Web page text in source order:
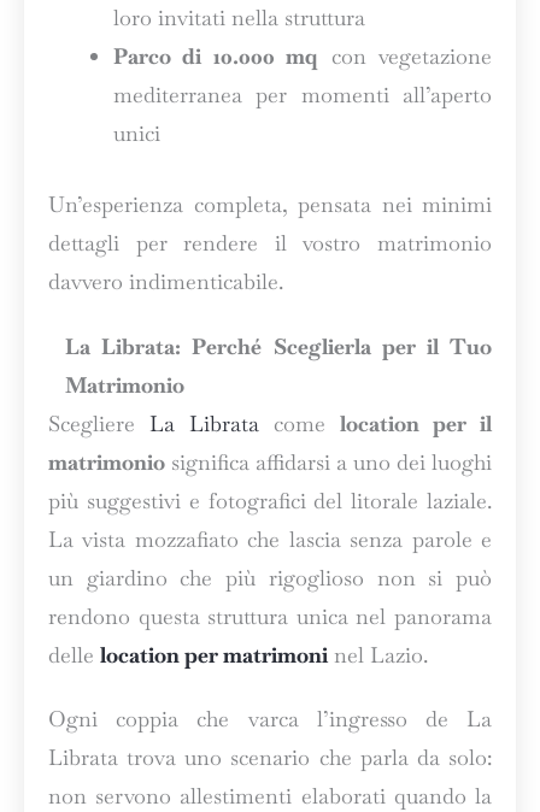
loro invitati nella struttura
Parco di 10.000 mq con vegetazione
mediterranea per momenti all’aperto
unici
Un’esperienza completa, pensata nei minimi
dettagli per rendere il vostro matrimonio
davvero indimenticabile.
La Librata: Perché Sceglierla per il Tuo
Matrimonio
Scegliere La Librata come location per il
matrimonio significa affidarsi a uno dei luoghi
più suggestivi e fotografici del litorale laziale.
La vista mozzafiato che lascia senza parole e
un giardino che più rigoglioso non si può
rendono questa struttura unica nel panorama
delle location per matrimoninel Lazio.
Ogni coppia che varca l’ingresso de La
Librata trova uno scenario che parla da solo:
non servono allestimenti elaborati quando la